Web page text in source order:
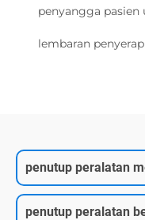
penyangga pasien
lembaran
penutup peralatan
penutup peralatan